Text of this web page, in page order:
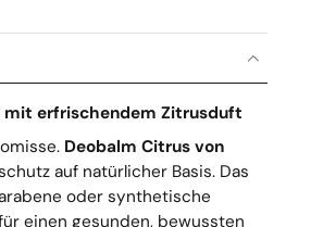
mit erfrischendem Zitrusduft
Deobalm Citrus von
auf natürlicher Basis. Das
oder synthetische
einen gesunden, bewussten